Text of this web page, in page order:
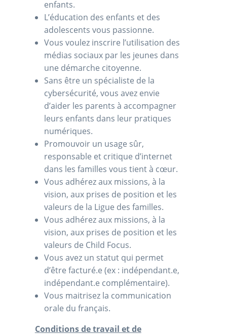
enfants.
L’éducation des enfants et des
adolescents vous passionne.
Vous voulez inscrire l’utilisation des
médias sociaux par les jeunes dans
une démarche citoyenne.
Sans être un spécialiste de la
cybersécurité, vous avez envie
d’aider les parents à accompagner
leurs enfants dans leur pratiques
numériques.
Promouvoir un usage sûr,
responsable et critique d’internet
dans les familles vous tient à cœur.
Vous adhérez aux missions, à la
vision, aux prises de position et les
valeurs de la Ligue des familles.
Vous adhérez aux missions, à la
vision, aux prises de position et les
valeurs de Child Focus.
Vous avez un statut qui permet
d’être facturé.e (ex : indépendant.e,
indépendant.e complémentaire).
Vous maitrisez la communication
orale du français.
Conditions de travail et de